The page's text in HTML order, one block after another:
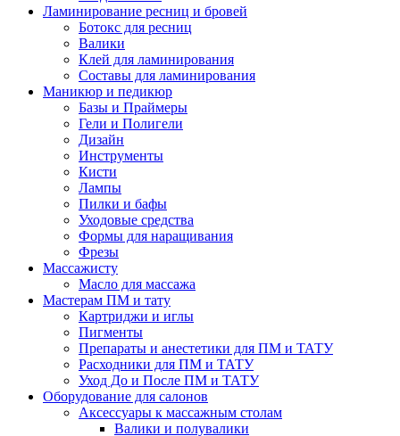
Ламинирование ресниц и бровей
Ботокс для ресниц
Валики
Клей для ламинирования
Составы для ламинирования
Маникюр и педикюр
Базы и Праймеры
Гели и Полигели
Дизайн
Инструменты
Кисти
Лампы
Пилки и бафы
Уходовые средства
Формы для наращивания
Фрезы
Массажисту
Масло для массажа
Мастерам ПМ и тату
Картриджи и иглы
Пигменты
Препараты и анестетики для ПМ и ТАТУ
Расходники для ПМ и ТАТУ
Уход До и После ПМ и ТАТУ
Оборудование для салонов
Аксессуары к массажным столам
Валики и полувалики